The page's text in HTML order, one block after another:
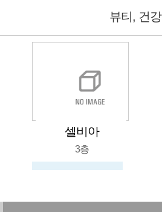
뷰티, 건강
셀비아
3층